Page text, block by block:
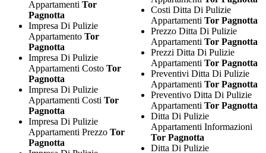
Appartamenti Tor
Pagnotta
Impresa Di Pulizie
Appartamento Tor
Pagnotta
Impresa Di Pulizie
Appartamenti Costo Tor
Pagnotta
Impresa Di Pulizie
Appartamenti Costi Tor
Pagnotta
Impresa Di Pulizie
Appartamenti Prezzo Tor
Pagnotta
Costi Ditta Di Pulizie
AppartamentiTor Pagnotta
Prezzo Ditta Di Pulizie
AppartamentiTor Pagnotta
Prezzi Ditta Di Pulizie
AppartamentiTor Pagnotta
Preventivi Ditta Di Pulizie
AppartamentiTor Pagnotta
Preventivo Ditta Di Pulizie
AppartamentiTor Pagnotta
Ditta Di Pulizie
Appartamenti Informazioni
Tor Pagnotta
Ditta Di Pulizie